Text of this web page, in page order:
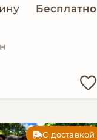
Бесплатно
С доставкой